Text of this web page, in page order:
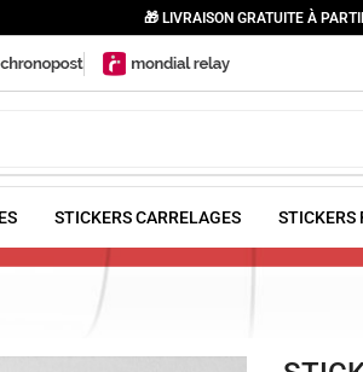
🎁 LIVRAISON GRATUITE À
STICKERS CARRELAGES STICKERS